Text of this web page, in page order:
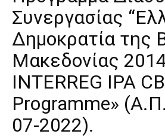
Συνεργασίας
Δημοκρατία της
Μακεδονίας
INTERREG IPA
Programme»
07-2022).